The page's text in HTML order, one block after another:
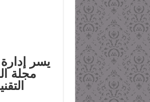
يسر
مجلة